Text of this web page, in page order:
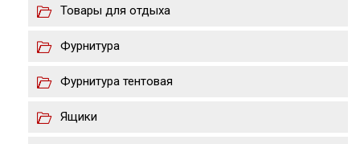
Товары для отдыха
Фурнитура
Фурнитура тентовая
Ящики